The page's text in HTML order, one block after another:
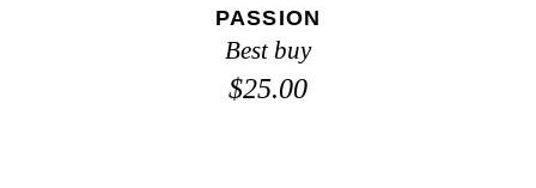
PASSION
Best buy
$25.00